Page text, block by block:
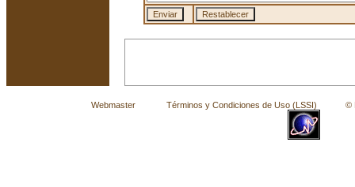
Webmaster Términos y Condiciones de Uso (LSSI) © La